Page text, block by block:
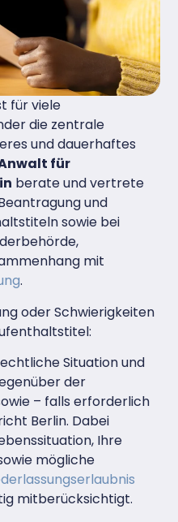
für viele
die zentrale
und dauerhaftes
für
berate und vertrete
und
sowie bei
mit
.
oder Schwierigkeiten
Situation und
der
– falls erforderlich
Berlin. Dabei
Ihre
mögliche
mitberücksichtigt.